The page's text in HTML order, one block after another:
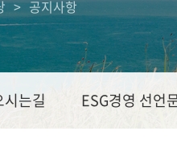
공지사항
시는길 ESG경영 선언